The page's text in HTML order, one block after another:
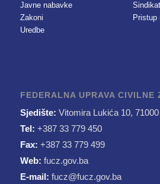
Javne nabavke
Zakoni
Uredbe
Sindikat
Pristup
FEDERALNA UPRAVA CIVILNE
Sjedište: Vitomira Lukića 10,
Tel: +387 33 779 450
Fax: +387 33 779 499
Web: fucz.gov.ba
E-mail: fucz@fucz.gov.ba